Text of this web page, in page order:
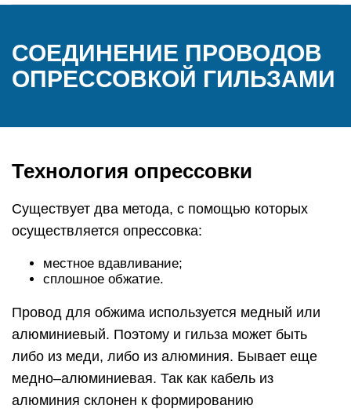
СОЕДИНЕНИЕ ПРОВОДОВ
ОПРЕССОВКОЙ ГИЛЬЗАМИ
Технология опрессовки
Существует два метода, с помощью которых
осуществляется опрессовка:
местное вдавливание;
сплошное обжатие.
Провод для обжима используется медный или
алюминиевый. Поэтому и гильза может быть
либо из меди, либо из алюминия. Бывает еще
медно–алюминиевая. Так как кабель из
алюминия склонен к формированию